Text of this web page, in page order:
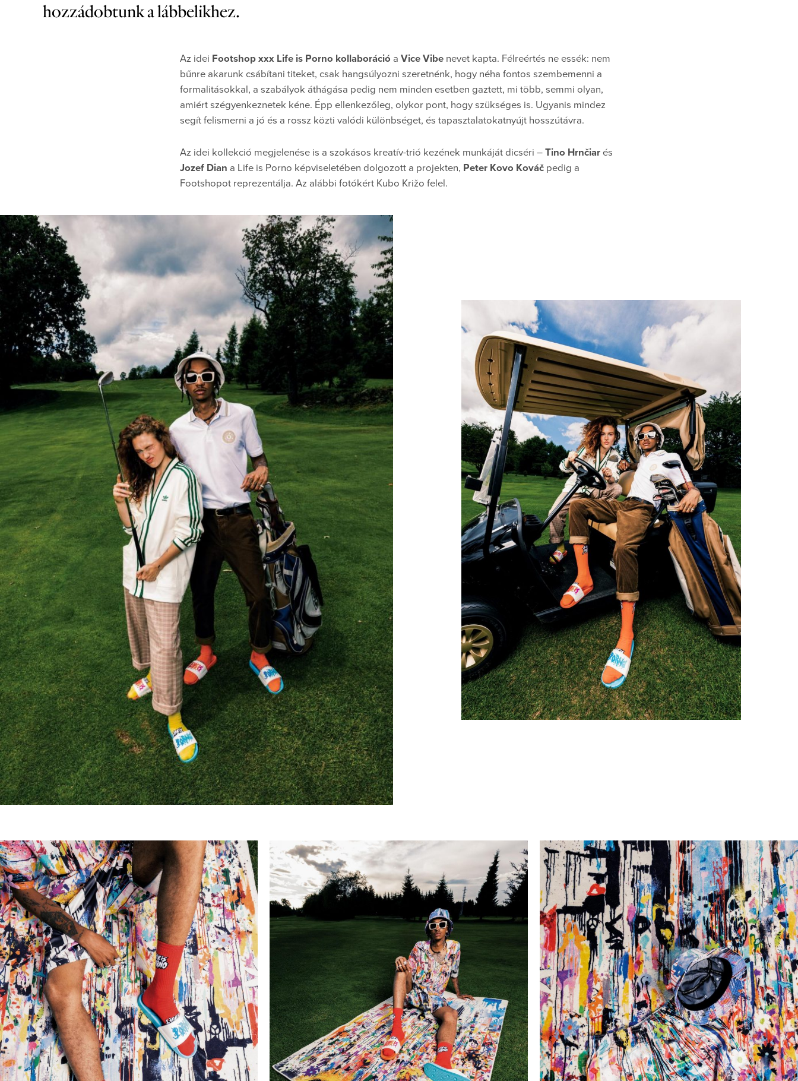
hozzádobtunk a lábbelikhez.
Az idei Footshop xxx Life is Porno kollaboráció a Vice Vibenevet kapta. Félreértés ne essék: nem
bűnre akarunk csábítani titeket, csak hangsúlyozni szeretnénk, hogy néha fontos szembemenni a
formalitásokkal, a szabályok áthágása pedig nem minden esetben gaztett, mi több, semmi olyan,
amiért szégyenkeznetek kéne. Épp ellenkezőleg, olykor pont, hogy szükséges is. Ugyanis mindez
segít felismerni a jó és a rossz közti valódi különbséget, és tapasztalatokatnyújt hosszútávra.
Az idei kollekció megjelenése is a szokásos kreatív-trió kezének munkáját dicséri – Tino Hrnčiarés
Jozef Dian a Life is Porno képviseletében dolgozott a projekten, Peter Kovo Kováčpedig a
Footshopot reprezentálja. Az alábbi fotókért Kubo Križo felel.